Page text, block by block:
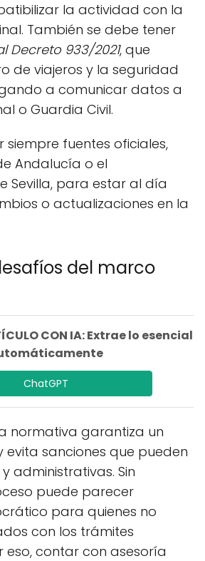
la actividad con la
También se debe tener
Decreto 933/2021, que
de viajeros y la seguridad
a comunicar datos a
o Guardia Civil.
siempre fuentes oficiales,
Andalucía o el
Sevilla, para estar al día
o actualizaciones en la
del marco
CON IA: Extrae lo esencial
ChatGPT
normativa garantiza un
evita sanciones que pueden
administrativas. Sin
puede parecer
para quienes no
con los trámites
eso, contar con asesoría